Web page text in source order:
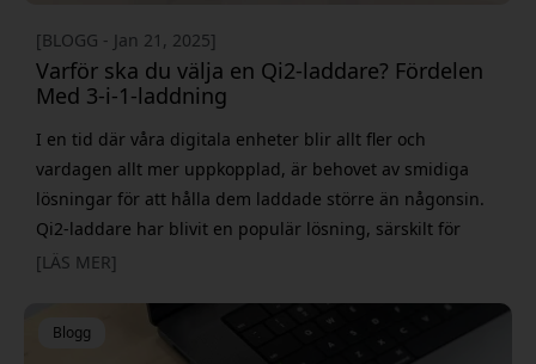
[BLOGG - Jan 21, 2025]
Varför ska du välja en Qi2-laddare? Fördelen
Med 3-i-1-laddning
I en tid där våra digitala enheter blir allt fler och
vardagen allt mer uppkopplad, är behovet av smidiga
lösningar för att hålla dem laddade större än någonsin.
Qi2-laddare har blivit en populär lösning, särskilt för
ägare av Apple-produkter som iPhone, AirPods och Apple
samtidigt, vilket inte bara sparar tid utan också minskar
kabelförvirringen. Men varf&o
[LÄS MER]
Blogg